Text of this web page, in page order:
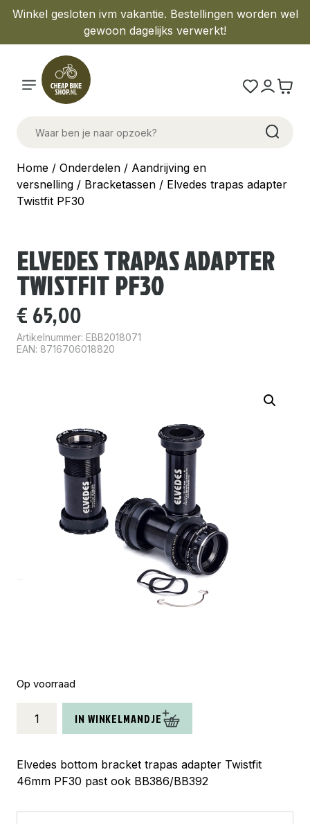
Winkel gesloten ivm vakantie. Bestellingen worden wel
gewoon dagelijks verwerkt!
Home / Onderdelen / Aandrijving en
versnelling / Bracketassen / Elvedes trapas adapter
Twistfit PF30
ELVEDES TRAPAS ADAPTER
TWISTFIT PF30
€ 65,00
Artikelnummer: EBB2018071
EAN: 8716706018820
Op voorraad
trapas
Twistfit
PF30
IN WINKELMANDJE
Elvedes bottom bracket trapas adapter Twistfit
46mm PF30 past ook BB386/BB392